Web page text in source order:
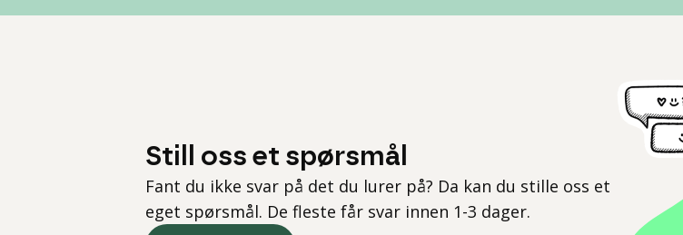
Still oss et spørsmål
Fant du ikke svar på det du lurer på? Da kan du stille oss et
eget spørsmål. De fleste får svar innen 1-3 dager.